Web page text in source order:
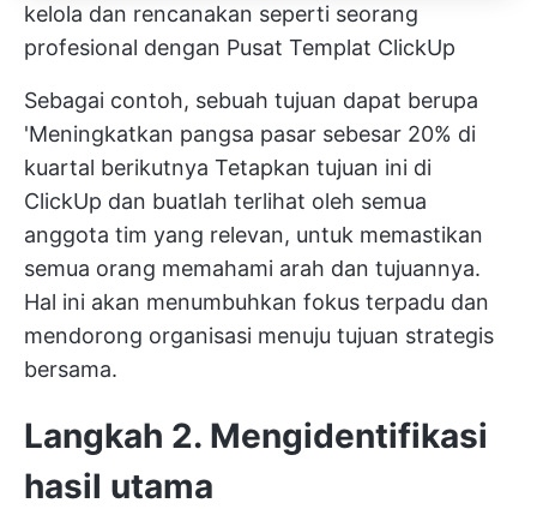
kelola dan rencanakan seperti seorang
profesional dengan Pusat Templat ClickUp
Sebagai contoh, sebuah tujuan dapat berupa
'Meningkatkan pangsa pasar sebesar 20% di
kuartal berikutnya Tetapkan tujuan ini di
ClickUp dan buatlah terlihat oleh semua
anggota tim yang relevan, untuk memastikan
semua orang memahami arah dan tujuannya.
Hal ini akan menumbuhkan fokus terpadu dan
mendorong organisasi menuju tujuan strategis
bersama.
Langkah 2. Mengidentifikasi
hasil utama